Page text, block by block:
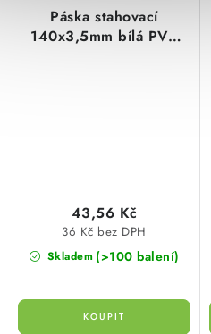
Páska stahovací
140x3,5mm bílá PVC
Skladem (>100 balení)
36 Kč bez DPH
43,56 Kč